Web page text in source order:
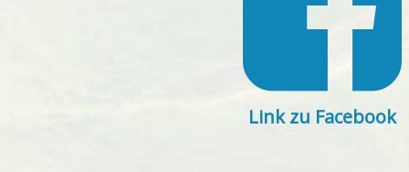
Link zu Facebook